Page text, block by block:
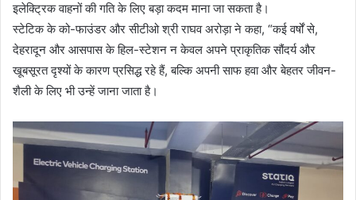
इलेक्ट्रिक वाहनों की गति के लिए बड़ा कदम माना जा सकता है।
स्टेटिक के को-फाउंडर और सीटीओ श्री राघव अरोड़ा ने कहा, “कई वर्षों से,
देहरादून और आसपास के हिल-स्टेशन न केवल अपने प्राकृतिक सौंदर्य और
खूबसूरत दृश्यों के कारण प्रसिद्ध रहे हैं, बल्कि अपनी साफ हवा और बेहतर जीवन-
शैली के लिए भी उन्हें जाना जाता है।